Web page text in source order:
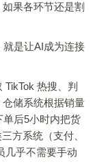
果各环节还是割
是让AI成为连接
热搜、判
储系统根据销量
后5小时内把货
方系统（支付、
几乎不需要手动